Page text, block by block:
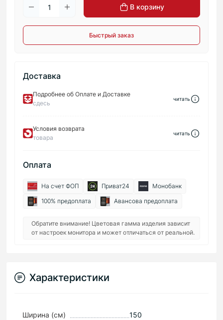
В корзину
Быстрый заказ
Доставка
Подробнее об Оплате и Доставке
сдесь
читать
Условия возврата
товара
читать
Оплата
На счет ФОП Приват24
Монобанк
100% предоплата
Авансова предоплата
Обратите внимание! Цветовая гамма изделия зависит
от настроек монитора и может отличаться от реальной.
Характеристики
Ширина (см) 150